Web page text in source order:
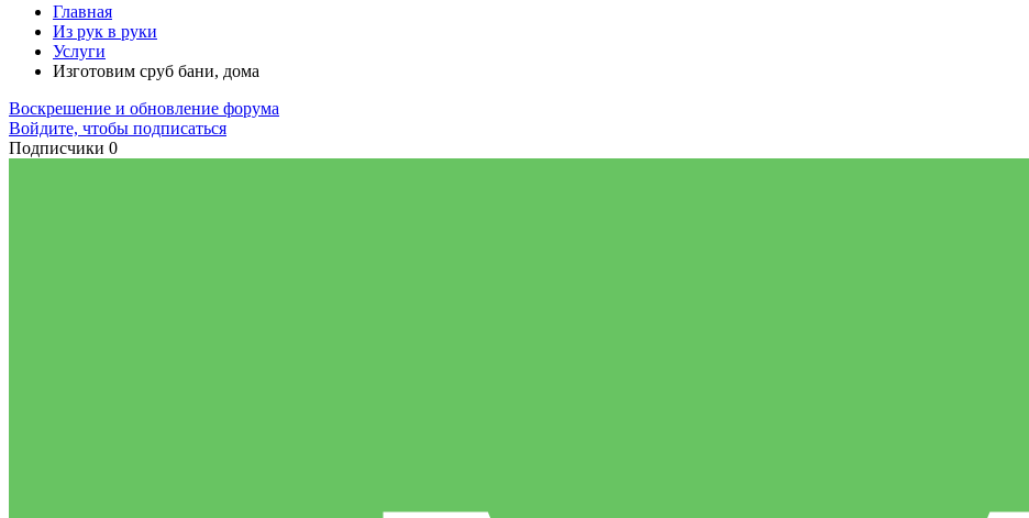
Главная
Из рук в руки
Услуги
Изготовим сруб бани, дома
Воскрешение и обновление форума
Войдите, чтобы подписаться
Подписчики 0